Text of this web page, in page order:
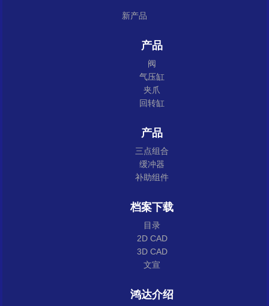
新产品
产品
阀
气压缸
夹爪
回转缸
产品
三点组合
缓冲器
补助组件
档案下载
目录
2D CAD
3D CAD
文宣
鸿达介绍